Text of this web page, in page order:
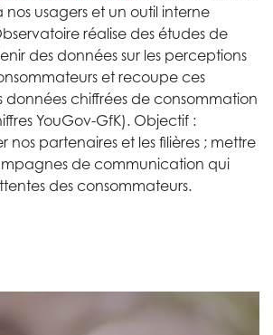
nos usagers et un outil interne
réalise des études de
des données sur les perceptions
et recoupe ces
données chiffrées de consommation
YouGov-GfK). Objectif :
nos partenaires et les filières ; mettre
de communication qui
des consommateurs.